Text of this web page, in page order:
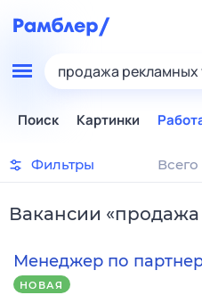
продажа рекламных
Поиск Картинки
Фильтры
Вакансии «продажа
Менеджер по
НОВАЯ